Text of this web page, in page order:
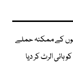
کے ممکنہ حملے
ہائی الرٹ کر دیا